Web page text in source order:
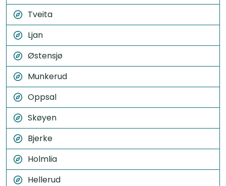
Tveita
Ljan
Østensjø
Munkerud
Oppsal
Skøyen
Bjerke
Holmlia
Hellerud